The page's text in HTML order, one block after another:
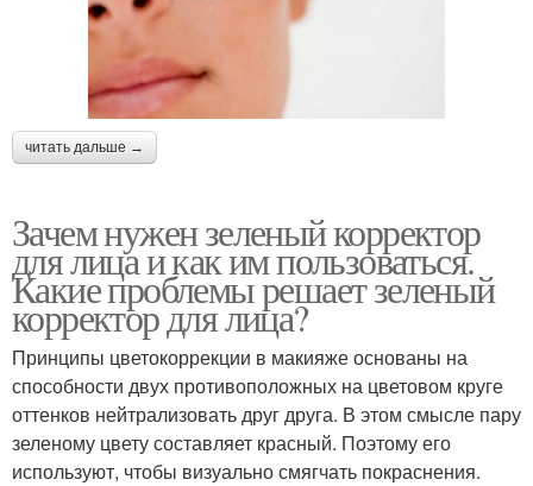
читать дальше →
Зачем нужен зеленый корректор
для лица и как им пользоваться.
Какие проблемы решает зеленый
корректор для лица?
Принципы цветокоррекции в макияже основаны на
способности двух противоположных на цветовом круге
оттенков нейтрализовать друг друга. В этом смысле пару
зеленому цвету составляет красный. Поэтому его
используют, чтобы визуально смягчать покраснения.